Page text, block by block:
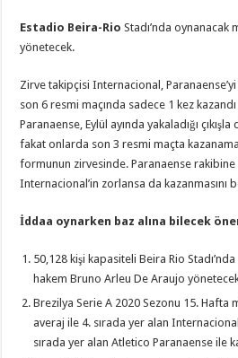
Estadio Beira-Rio Stadı’nda oynanacak
yönetecek.
Zirve takipçisi Internacional,
son 6 resmi maçında sadece 1 kez
Paranaense, Eylül ayında yakaladığı
fakat onlarda son 3 resmi maçta
formunun zirvesinde. Paranaense rakibine
Internacional’in zorlansa da kazanmasını
İddaa oynarken baz alına bilecek
50,128 kişi kapasiteli Beira Rio Stadı’nda
hakem Bruno Arleu De Araujo
Brezilya Serie A 2020 Sezonu 15. Hafta
averaj ile 4. sırada yer alan
sırada yer alan Atletico Paranaense ile